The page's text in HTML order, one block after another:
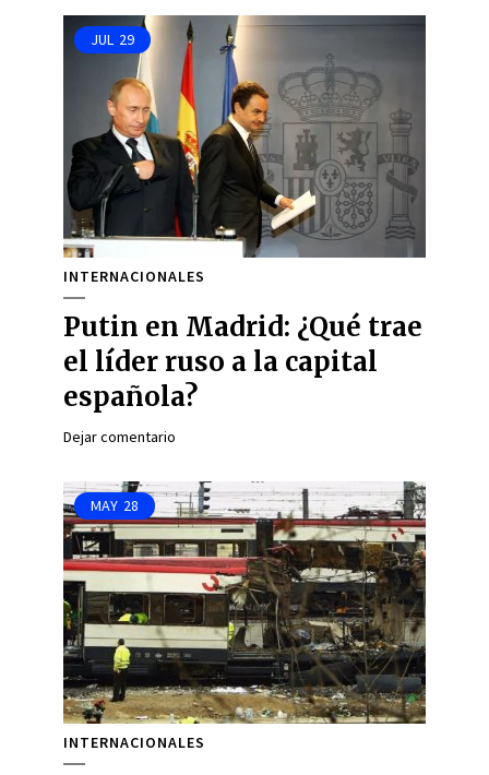
JUL 29
INTERNACIONALES
Putin en Madrid: ¿Qué trae
el líder ruso a la capital
española?
Dejar comentario
MAY 28
INTERNACIONALES